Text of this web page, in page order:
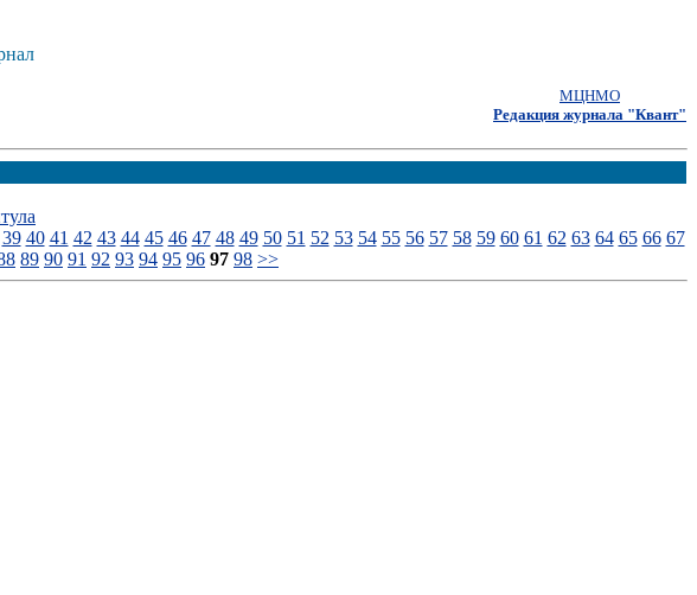
МЦНМО
Редакция журнала "Квант"
39 40 41 42 43 44 45 46 47 48 49 50 51 52 53 54 55 56 57 58 59 60 61 62 63 64 65 66 67
89 90 91 92 93 94 95 96 97 98 >>